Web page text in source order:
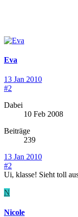
Eva
13 Jan 2010
#2
Dabei
10 Feb 2008
Beiträge
239
13 Jan 2010
#2
Ui, klasse! Sieht toll
N
Nicole